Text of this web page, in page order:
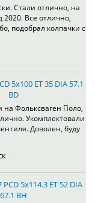
Стали отлично, на
2020. Все отлично,
подобрал колпачки с
5x100 ET 35 DIA 57.1
BD
на Фольксваген Поло,
Укомплектовали
Доволен, буду
PCD 5x114.3 ET 52 DIA
67.1 BH